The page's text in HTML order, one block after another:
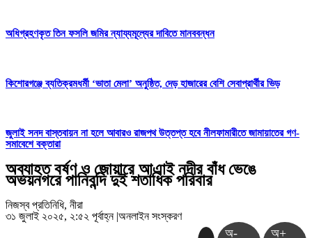
অধিগ্রহণকৃত তিন ফসলি জমির ন্যায্যমূল্যের দাবিতে মানববন্ধন
কিশোরগঞ্জে ব্যতিক্রমধর্মী ‘ভাতা মেলা’ অনুষ্ঠিত, দেড় হাজারের বেশি সেবাপ্রার্থীর ভিড়
জুলাই সনদ বাস্তবায়ন না হলে আবারও রাজপথ উত্তপ্ত হবে নীলফামারীতে জামায়াতের গণ-
সমাবেশে বক্তারা
অব্যাহত বর্ষণ ও জোয়ারে আএাই নদীর বাঁধ ভেঙে
অভয়নগরে পানিবন্দি দুই শতাধিক পরিবার
নিজস্ব প্রতিনিধি, নীরা
৩১ জুলাই ২০২৫, ২:৫২ পূর্বাহ্ন |অনলাইন সংস্করণ
অ- অ+